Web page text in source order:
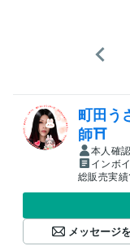
町田う
師⛩️
本人確認
インボ
総販売実績
メッセージ